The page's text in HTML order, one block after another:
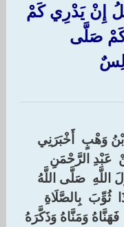
إِنْ يَدْرِي كَمْ
كَمْ صَلَّى
وَهْبٍ ‏ ‏أَخْبَرَنِي
‏عَبْدِ الرَّحْمَنِ
اللَّهِ ‏ ‏صَلَّى اللَّهُ
‏ثُوِّبَ ‏ ‏بِالصَّلَاةِ
وَمَنَّاهُ وَذَكَّرَهُ